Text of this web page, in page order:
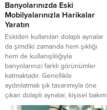
Banyolarınızda Eski
Mobilyalarınızla Harikalar
Yaratın
Eskiden kullanılan dolaplı aynalar
da şimdiki zamanda hem şıklığı
hem de kullanışlılığıyla
banyolarınızı farklı görünümler
katmaktadır. Genellikle
aydınlatmalı şık tasarımıyla öne
çıkan dolaplı aynalar, kişisel bakım
ürünleriniz ve makyaj